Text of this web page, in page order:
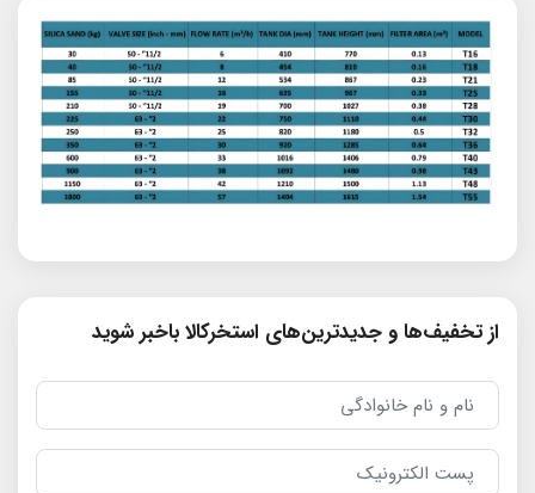
از تخفیف‌ها و جدیدترین‌های استخرکالا باخبر شوید